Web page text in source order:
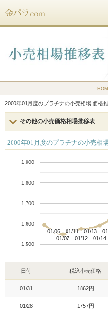
2000年01月度のプラチナの小売相場 価格
その他の小売価格相場推移表
2000年01月度のプラチナの小売相
01/06
01/06
01/07
01/07
01/11
01/11
01/12
01/12
01/13
01/13
01/14
01/14
1,500
1,600
1,700
1,800
1,900
日付 税込小売価格
01/31 1862円
01/28 1757円